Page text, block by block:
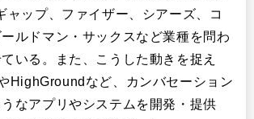
ャップ、ファイザー、シアーズ、コ
ルドマン・サックスなど業種を問わ
いる。また、こうした動きを捉え
HighGroundなど、カンバセーション
なアプリやシステムを開発・提供